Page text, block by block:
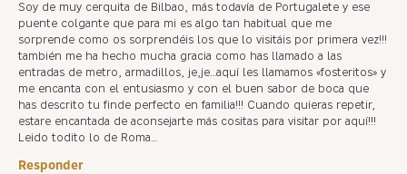
Soy de muy cerquita de Bilbao, más todavía de Portugalete y ese
puente colgante que para mi es algo tan habitual que me
sorprende como os sorprendéis los que lo visitáis por primera vez!!!
también me ha hecho mucha gracia como has llamado a las
entradas de metro, armadillos, je,je…aquí les llamamos «fosteritos» y
me encanta con el entusiasmo y con el buen sabor de boca que
has descrito tu finde perfecto en familia!!! Cuando quieras repetir,
estare encantada de aconsejarte más cositas para visitar por aquí!!!
Leido todito lo de Roma…
Responder